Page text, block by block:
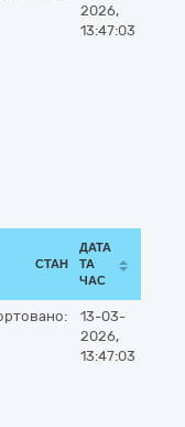
2026,
13:47:03
СТАН
ДАТА
ТА
ЧАС
13-03-
2026,
13:47:03